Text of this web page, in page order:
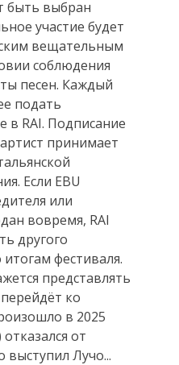
быть выбран
участие будет
вещательным
соблюдения
песен. Каждый
подать
в RAI. Подписание
принимает
Если EBU
или
вовремя, RAI
другого
итогам фестиваля.
представлять
ко
в 2025
от
выступил Лучо...